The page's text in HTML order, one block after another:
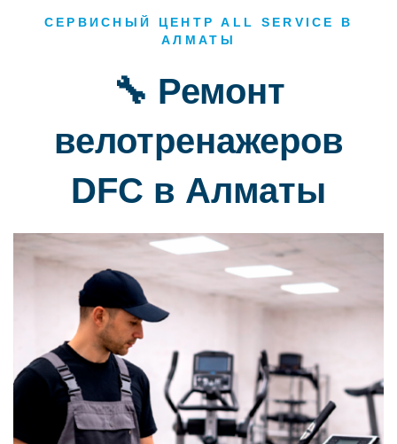
СЕРВИСНЫЙ ЦЕНТР ALL SERVICE В
АЛМАТЫ
🔧 Ремонт
велотренажеров
DFC в Алматы